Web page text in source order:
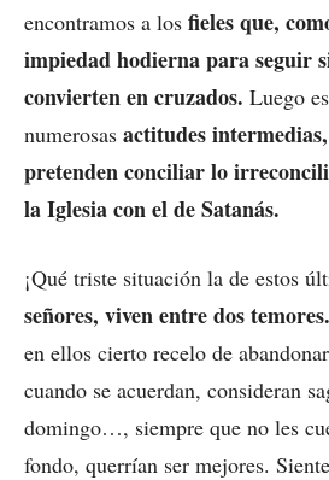
encontramos a los fieles que,
impiedad hodierna para seguir
convierten en cruzados. Luego
numerosas actitudes
pretenden conciliar lo
la Iglesia con el de Satanás.
¡Qué triste situación la de estos
señores, viven entre dos temores.
en ellos cierto recelo de
cuando se acuerdan, consideran
domingo…, siempre que no les
fondo, querrían ser mejores.